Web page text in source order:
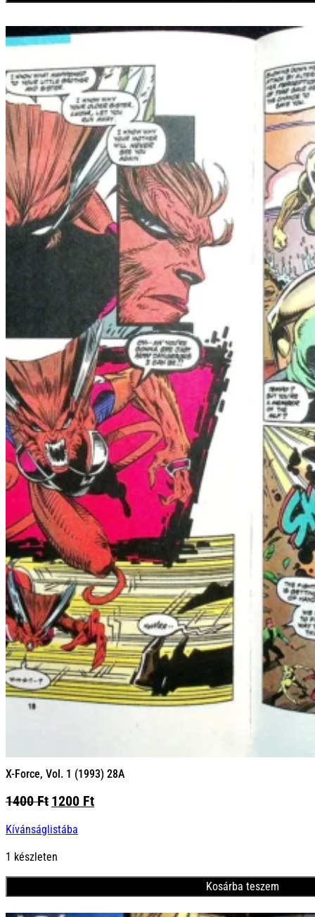
X-Force, Vol. 1 (1993) 28A
1400Ft Original
was:
1200 FtCurrent
Kívánságlistába
1 készleten
Kosárba teszem